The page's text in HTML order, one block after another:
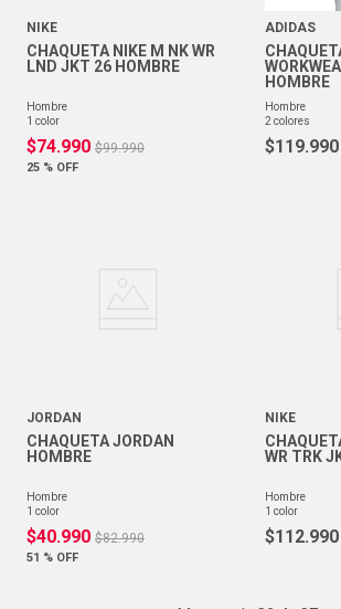
NIKE
CHAQUETA NIKE M NK WR
LND JKT 26 HOMBRE
hombre
1 color
$74.990 $99.990
25 % OFF
ADIDAS
HOMBRE
hombre
2 colores
$119.990
JORDAN
CHAQUETA JORDAN
HOMBRE
hombre
1 color
$40.990 $82.990
51 % OFF
NIKE
WR TRK
hombre
1 color
$112.990